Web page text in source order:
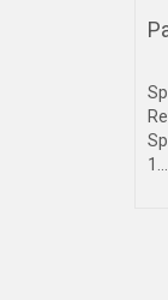
1...